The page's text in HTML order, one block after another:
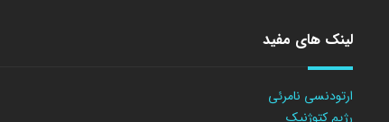
لینک های مفید
ارتودنسی نامرئی
رژیم کتوژنیک